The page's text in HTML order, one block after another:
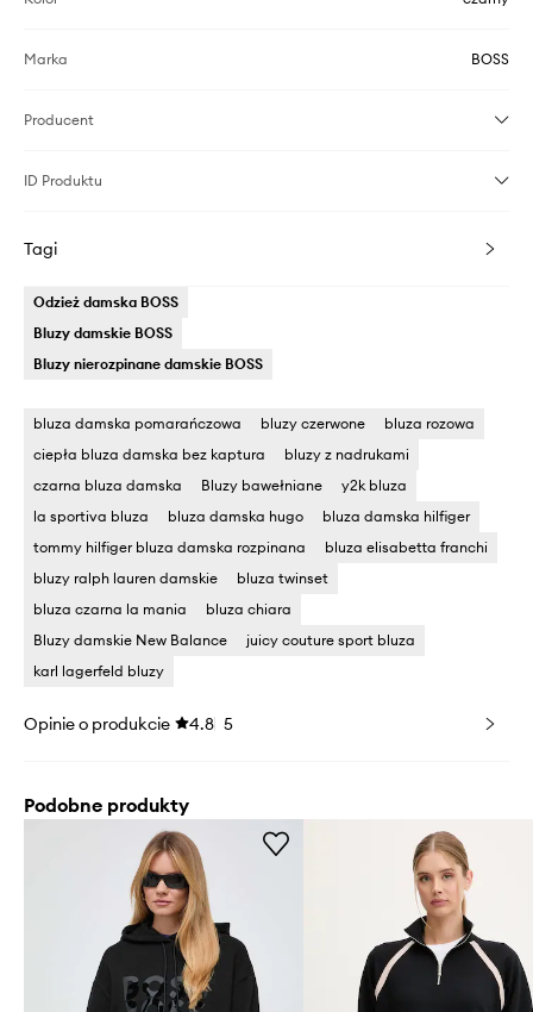
Marka BOSS
Producent
ID Produktu
Tagi
Odzież damska BOSS
Bluzy damskie BOSS
Bluzy nierozpinane damskie BOSS
bluza damska pomarańczowa bluzy czerwone
bluza rozowa
ciepła bluza damska bez kaptura
bluzy z nadrukami
czarna bluza damska
Bluzy bawełniane
y2k bluza
la sportiva bluza
bluza damska hugo
bluza damska hilfiger
tommy hilfiger bluza damska rozpinana
bluza elisabetta franchi
bluzy ralph lauren damskie
bluza twinset
bluza czarna la mania
bluza chiara
Bluzy damskie New Balance
juicy couture sport bluza
karl lagerfeld bluzy
Opinie o produkcie 4.8 5
Podobne produkty